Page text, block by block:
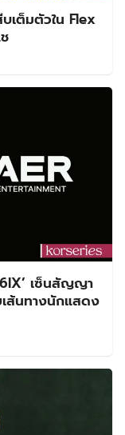
เต็มตัวใน Flex
เซ็นสัญญา
ส้นทางนักแสดง